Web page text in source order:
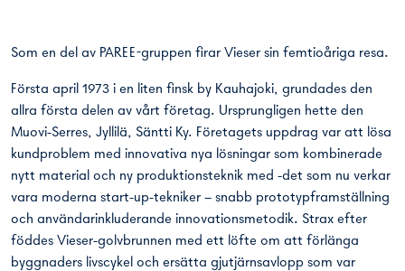
Som en del av PAREE-gruppen firar Vieser sin femtioåriga resa.
Första april 1973 i en liten finsk by Kauhajoki, grundades den
allra första delen av vårt företag. Ursprungligen hette den
Muovi-Serres, Jyllilä, Säntti Ky. Företagets uppdrag var att lösa
kundproblem med innovativa nya lösningar som kombinerade
nytt material och ny produktionsteknik med -det som nu verkar
vara moderna start-up-tekniker – snabb prototypframställning
och användarinkluderande innovationsmetodik. Strax efter
föddes Vieser-golvbrunnen med ett löfte om att förlänga
byggnaders livscykel och ersätta gjutjärnsavlopp som var